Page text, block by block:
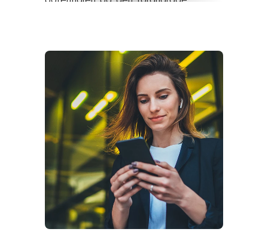
kunna utformas och visualiseras, samt
underlag för att öka sin förståelse för
trender inom området.